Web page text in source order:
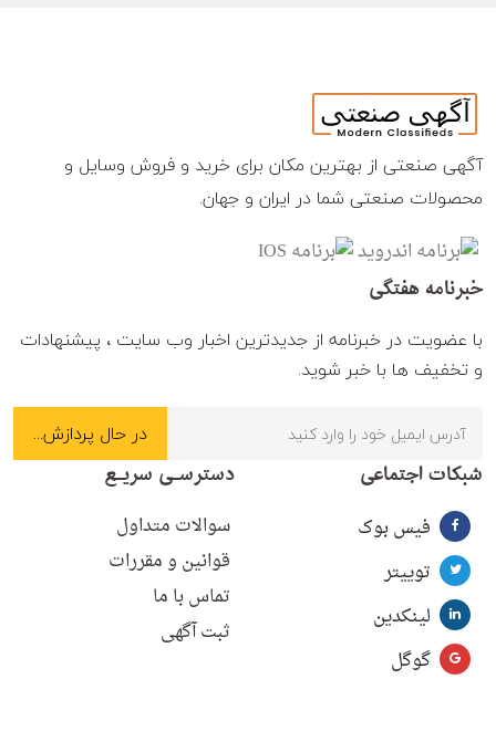
آگهی صنعتی از بهترین مکان برای خرید و فروش وسایل و
محصولات صنعتی شما در ایران و جهان.
خبرنامه هفتگی
با عضویت در خبرنامه از جدیدترین اخبار وب سایت ، پیشنهادات
و تخفیف ها با خبر شوید.
شبکات اجتماعی
فیس بوک
توییتر
لینکدین
گوگل
دسترسـی سریـع
سوالات متداول
قوانین و مقررات
تماس با ما
ثبت آگهی